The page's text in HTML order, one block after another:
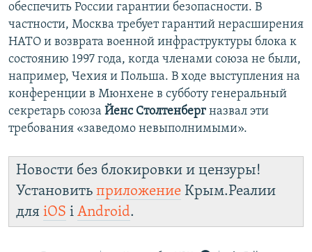
обеспечить России гарантии безопасности. В
частности, Москва требует гарантий нерасширения
НАТО и возврата военной инфраструктуры блока к
состоянию 1997 года, когда членами союза не были,
например, Чехия и Польша. В ходе выступления на
конференции в Мюнхене в субботу генеральный
секретарь союза Йенс Столтенберг назвал эти
требования «заведомо невыполнимыми».
Новости без блокировки и цензуры!
Установить приложение Крым.Реалии
для iOS і Android.